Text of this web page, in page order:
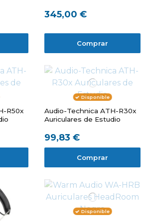
345,00 €
Comprar
R50x
Disponible
Audio-Technica ATH-R30x
Auriculares de Estudio
99,83 €
Comprar
Disponible